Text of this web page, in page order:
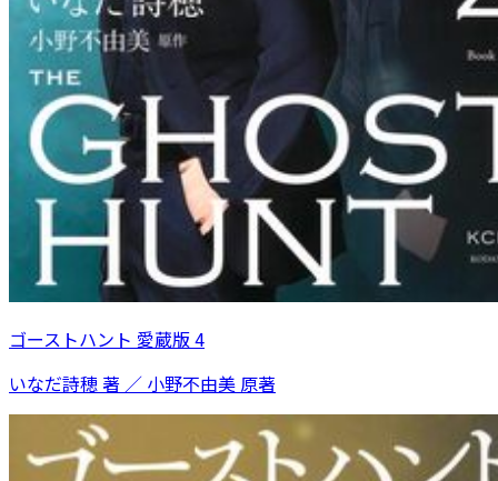
ゴーストハント 愛蔵版 4
いなだ詩穂 著 ／ 小野不由美 原著